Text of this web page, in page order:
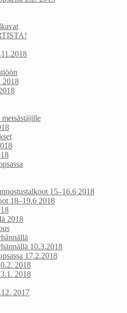
2018
15–16.6 2018
18–19.6 2018
2018
10.3.2018
17.2.2018
2018
2018
2017